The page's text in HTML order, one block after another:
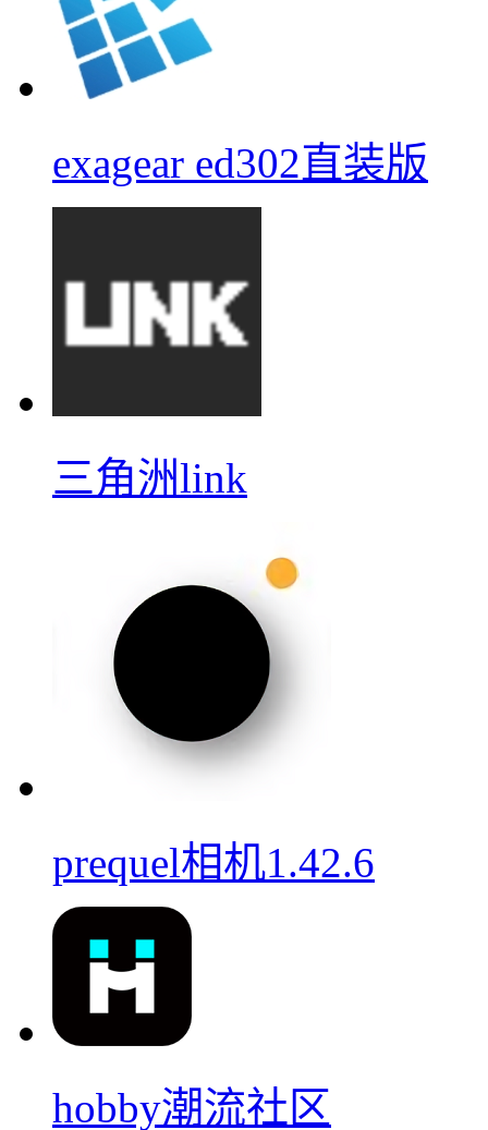
exagear ed302直装版
三角洲link
prequel相机1.42.6
hobby潮流社区